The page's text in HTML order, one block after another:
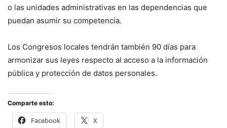
o las unidades administrativas en las dependencias que
puedan asumir su competencia.
Los Congresos locales tendrán también 90 días para
armonizar sus leyes respecto al acceso a la información
pública y protección de datos personales.
Comparte esto:
Facebook X